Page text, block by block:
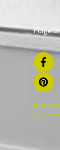
Folge